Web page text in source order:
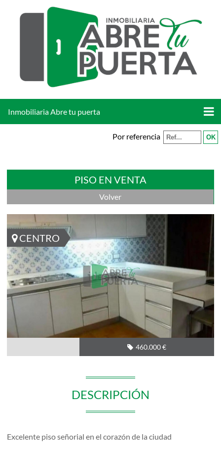
Inmobiliaria Abre tu puerta
Por referencia
PISO EN VENTA
Volver
CENTRO
460.000 €
DESCRIPCIÓN
Excelente piso señorial en el corazón de la ciudad